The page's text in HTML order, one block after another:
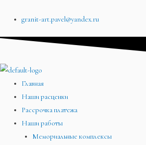
granit-art.pavel@yandex.ru
Главная
Наши расценки
Рассрочка платежа
Наши работы
Мемориальные комплексы